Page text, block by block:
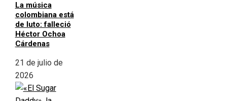
La música
colombiana está
de luto: falleció
Héctor Ochoa
Cárdenas
21 de julio de
2026